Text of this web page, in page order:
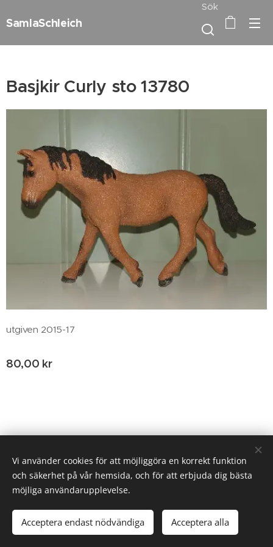
SamlaSchleich
Sök
Basjkir Curly sto 13780
utgiven 2015-17
80,00 kr
Tillfälligt slut
© 2020 Birgitta Helm, Broestorp 1175, 289 93 Broby
Cookies
Vi använder cookies för att möjliggöra en korrekt funktion
och säkerhet på vår hemsida, och för att erbjuda dig bästa
möjliga användarupplevelse.
Acceptera endast nödvändiga Acceptera alla